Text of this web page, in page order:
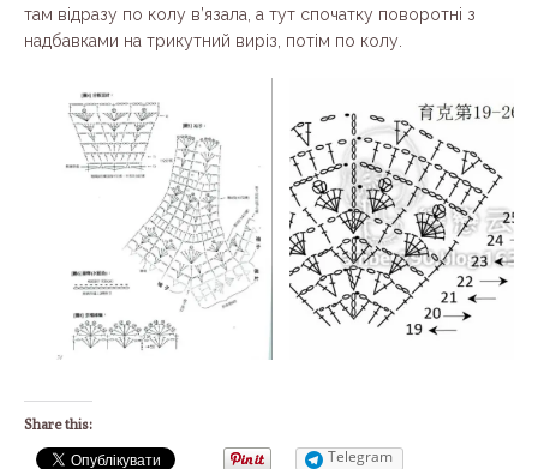
там відразу по колу в’язала, а тут спочатку поворотні з
надбавками на трикутний виріз, потім по колу.
Share this:
Telegram